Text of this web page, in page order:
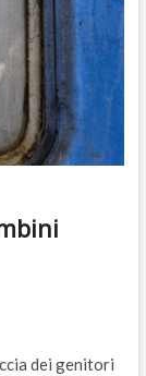
dei genitori